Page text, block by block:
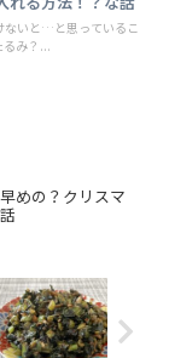
ないと…と思っているこ
るみ？...
めの？クリスマ